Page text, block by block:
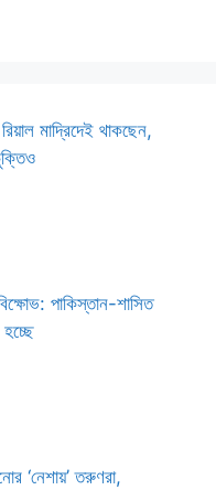
মাদ্রিদেই থাকছেন,
পাকিস্তান-শাসিত
হচ্ছে
‘নেশায়’ তরুণরা,